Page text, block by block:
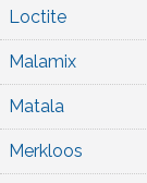
Loctite
Malamix
Matala
Merkloos